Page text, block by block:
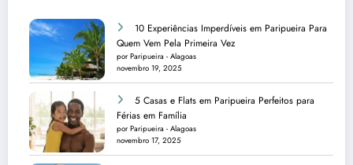
10 Experiências Imperdíveis em Paripueira Para
Quem Vem Pela Primeira Vez
por Paripueira - Alagoas
novembro 19, 2025
5 Casas e Flats em Paripueira Perfeitos para
Férias em Família
por Paripueira - Alagoas
novembro 17, 2025